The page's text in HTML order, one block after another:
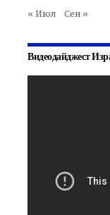
« Июл Сен »
Видеодайджест